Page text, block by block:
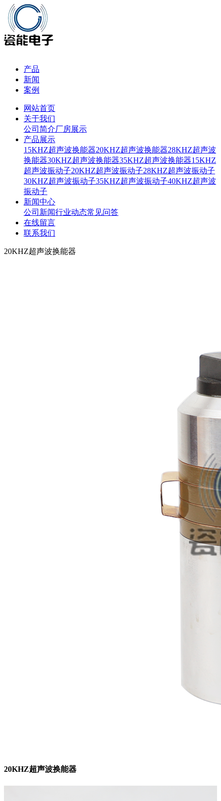
产品
新闻
案例
网站首页
关于我们
公司简介厂房展示
产品展示
15KHZ超声波换能器20KHZ超声波换能器28KHZ超声波
换能器30KHZ超声波换能器35KHZ超声波换能器15KHZ
超声波振动子20KHZ超声波振动子28KHZ超声波振动子
30KHZ超声波振动子35KHZ超声波振动子40KHZ超声波
振动子
新闻中心
公司新闻行业动态常见问答
在线留言
联系我们
20KHZ超声波换能器
20KHZ超声波换能器